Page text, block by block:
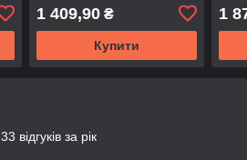
1 409,90₴
Купити
1
відгуків за рік